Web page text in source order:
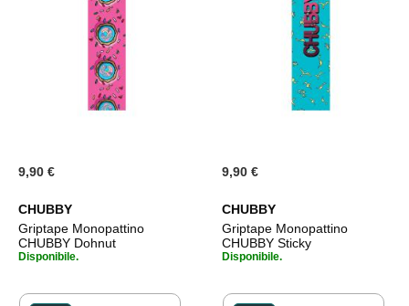
9,90 €
CHUBBY
Griptape Monopattino
CHUBBY Dohnut
Disponibile.
9,90 €
CHUBBY
Griptape Monopattino
CHUBBY Sticky
Disponibile.